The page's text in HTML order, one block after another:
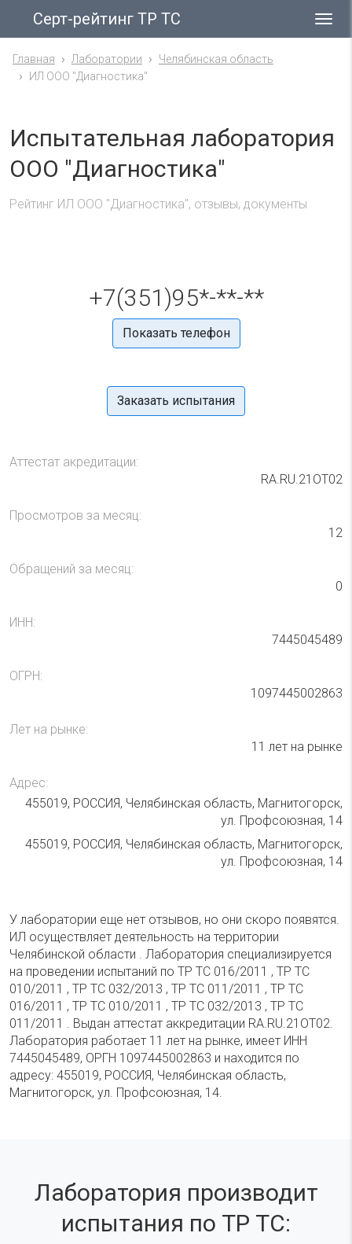
Серт-рейтинг ТР ТС
Главная Лаборатории
Челябинская область
ИЛ ООО "Диагностика"
Испытательная лаборатория
ООО "Диагностика"
Рейтинг ИЛ ООО "Диагностика", отзывы, документы
+7(351)95*-**-**
Показать телефон
Заказать испытания
Аттестат акредитации:
RA.RU.21ОТ02
Просмотров за месяц:
12
Обращений за месяц:
0
ИНН:
7445045489
ОГРН:
1097445002863
Лет на рынке:
11 лет на рынке
Адрес:
455019, РОССИЯ, Челябинская область, Магнитогорск,
ул. Профсоюзная, 14
455019, РОССИЯ, Челябинская область, Магнитогорск,
ул. Профсоюзная, 14
У лаборатории еще нет отзывов, но они скоро появятся.
ИЛ осуществляет деятельность на территории
Челябинской области . Лаборатория специализируется
на проведении испытаний по ТР ТС 016/2011 , ТР ТС
010/2011 , ТР ТС 032/2013 , ТР ТС 011/2011 , ТР ТС
016/2011 , ТР ТС 010/2011 , ТР ТС 032/2013 , ТР ТС
011/2011 . Выдан аттестат аккредитации RA.RU.21ОТ02.
Лаборатория работает 11 лет на рынке, имеет ИНН
7445045489, ОРГН 1097445002863 и находится по
адресу: 455019, РОССИЯ, Челябинская область,
Магнитогорск, ул. Профсоюзная, 14.
Лаборатория производит
испытания по ТР ТС: